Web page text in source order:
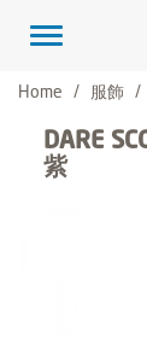
Toggle
Home
服飾
DARE
紫